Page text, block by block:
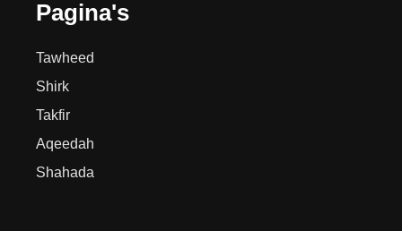
Pagina's
Tawheed
Shirk
Takfir
Aqeedah
Shahada